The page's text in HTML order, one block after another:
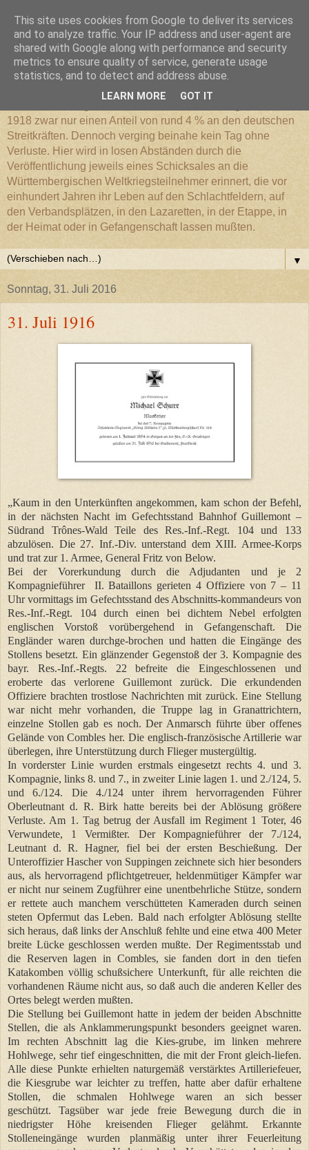
Württembergischer
Weltkriegs-Blog
1918 zwar nur einen Anteil von rund 4 % an den deutschen
Streitkräften. Dennoch verging beinahe kein Tag ohne
Verluste. Hier wird in losen Abständen durch die
Veröffentlichung jeweils eines Schicksales an die
Württembergischen Weltkriegsteilnehmer erinnert, die vor
einhundert Jahren ihr Leben auf den Schlachtfeldern, auf
den Verbandsplätzen, in den Lazaretten, in der Etappe, in
der Heimat oder in Gefangenschaft lassen mußten.
▼
Sonntag, 31. Juli 2016
31. Juli 1916
„Kaum in den Unterkünften angekommen, kam schon der Befehl,
in der nächsten Nacht im Gefechtsstand Bahnhof Guillemont –
Südrand Trônes-Wald Teile des Res.-Inf.-Regt. 104 und 133
abzulösen. Die 27. Inf.-Div. unterstand dem XIII. Armee-Korps
und trat zur 1. Armee, General Fritz von Below.
Bei der Vorerkundung durch die Adjudanten und je 2
Kompagnieführer II. Bataillons gerieten 4 Offiziere von 7 – 11
Uhr vormittags im Gefechtsstand des Abschnitts-kommandeurs von
Res.-Inf.-Regt. 104 durch einen bei dichtem Nebel erfolgten
englischen Vorstoß vorübergehend in Gefangenschaft. Die
Engländer waren durchge-brochen und hatten die Eingänge des
Stollens besetzt. Ein glänzender Gegenstoß der 3. Kompagnie des
bayr. Res.-Inf.-Regts. 22 befreite die Eingeschlossenen und
eroberte das verlorene Guillemont zurück. Die erkundenden
Offiziere brachten trostlose Nachrichten mit zurück. Eine Stellung
war nicht mehr vorhanden, die Truppe lag in Granattrichtern,
einzelne Stollen gab es noch. Der Anmarsch führte über offenes
Gelände von Combles her. Die englisch-französische Artillerie war
überlegen, ihre Unterstützung durch Flieger mustergültig.
In vorderster Linie wurden erstmals eingesetzt rechts 4. und 3.
Kompagnie, links 8. und 7., in zweiter Linie lagen 1. und 2./124, 5.
und 6./124. Die 4./124 unter ihrem hervorragenden Führer
Oberleutnant d. R. Birk hatte bereits bei der Ablösung größere
Verluste. Am 1. Tag betrug der Ausfall im Regiment 1 Toter, 46
Verwundete, 1 Vermißter. Der Kompagnieführer der 7./124,
Leutnant d. R. Hagner, fiel bei der ersten Beschießung. Der
Unteroffizier Hascher von Suppingen zeichnete sich hier besonders
aus, als hervorragend pflichtgetreuer, heldenmütiger Kämpfer war
er nicht nur seinem Zugführer eine unentbehrliche Stütze, sondern
er rettete auch manchem verschütteten Kameraden durch seinen
steten Opfermut das Leben. Bald nach erfolgter Ablösung stellte
sich heraus, daß links der Anschluß fehlte und eine etwa 400 Meter
breite Lücke geschlossen werden mußte. Der Regimentsstab und
die Reserven lagen in Combles, sie fanden dort in den tiefen
Katakomben völlig schußsichere Unterkunft, für alle reichten die
vorhandenen Räume nicht aus, so daß auch die anderen Keller des
Ortes belegt werden mußten.
Die Stellung bei Guillemont hatte in jedem der beiden Abschnitte
Stellen, die als Anklammerungspunkt besonders geeignet waren.
Im rechten Abschnitt lag die Kies-grube, im linken mehrere
Hohlwege, sehr tief eingeschnitten, die mit der Front gleich-liefen.
Alle diese Punkte erhielten naturgemäß verstärktes Artilleriefeuer,
die Kiesgrube war leichter zu treffen, hatte aber dafür erhaltene
Stollen, die schmalen Hohlwege waren an sich besser
geschützt. Tagsüber war jede freie Bewegung durch die in
niedrigster Höhe kreisenden Flieger gelähmt. Erkannte
Stolleneingänge wurden planmäßig unter ihrer Feuerleitung
This site uses cookies from Google to deliver its services
and to analyze traffic. Your IP address and user-agent are
shared with Google along with performance and security
metrics to ensure quality of service, generate usage
statistics, and to detect and address abuse.
LEARN MORE GOT IT